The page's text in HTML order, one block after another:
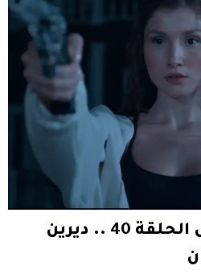
مسلسل المتوحش الحلقة 40 .. ديرين